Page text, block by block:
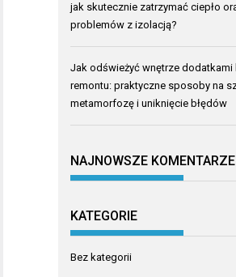
jak skutecznie zatrzymać ciepło
problemów z izolacją?
Jak odświeżyć wnętrze dodatkami
remontu: praktyczne sposoby na
metamorfozę i uniknięcie błędów
NAJNOWSZE KOMENTARZE
KATEGORIE
Bez kategorii